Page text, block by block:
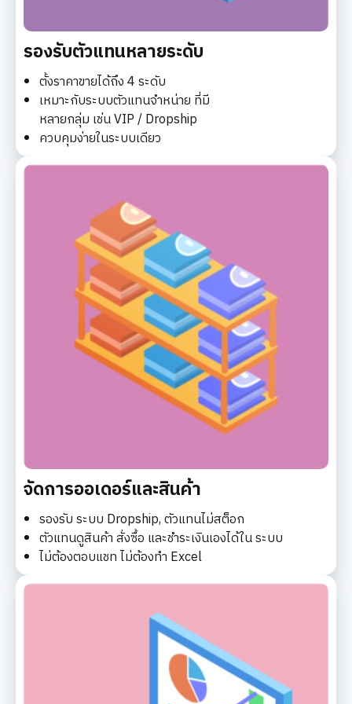
รองรับตัวแทนหลายระดับ
ตั้งราคาขายได้ถึง 4 ระดับ
เหมาะกับระบบตัวแทนจำหน่าย ที่มี
หลายกลุ่ม เช่น VIP / Dropship
ควบคุมง่ายในระบบเดียว
จัดการออเดอร์และสินค้า
รองรับ ระบบ Dropship, ตัวแทนไม่สต็อก
ตัวแทนดูสินค้า สั่งซื้อ และชำระเงินเองได้ใน ระบบ
ไม่ต้องตอบแชท ไม่ต้องทำ Excel